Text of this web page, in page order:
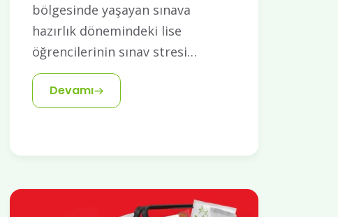
bölgesinde yaşayan sınava
hazırlık dönemindeki lise
öğrencilerinin sınav stresi…
Devamı